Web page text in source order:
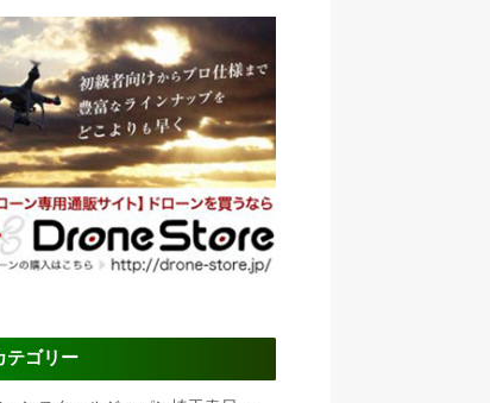
テゴリー